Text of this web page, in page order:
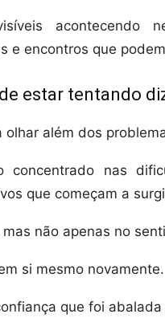
acontecendo
e encontros que
estar tentando
olhar além dos
concentrado nas
que começam a
não apenas no
si mesmo novamente.
que foi